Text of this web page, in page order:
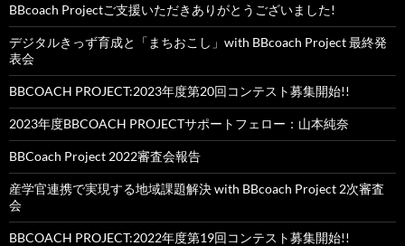
BBcoach Projectご支援いただきありがとうございました!
デジタルきっず育成と「まちおこし」with BBcoach Project 最終発
表会
BBCOACH PROJECT:2023年度第20回コンテスト募集開始!!
2023年度BBCOACH PROJECTサポートフェロー：山本純奈
BBCoach Project 2022審査会報告
産学官連携で実現する地域課題解決 with BBcoach Project 2次審査
会
BBCOACH PROJECT:2022年度第19回コンテスト募集開始!!